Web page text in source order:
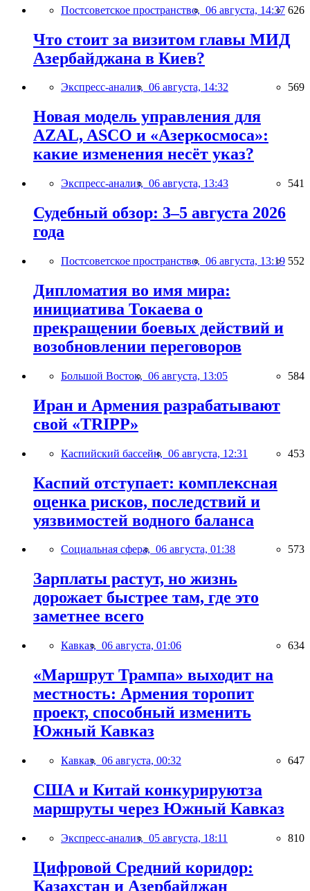
Постсоветское пространство, 06 августа, 14:37 626
Что стоит за визитом главы МИД
Азербайджана в Киев?
Экспресс-анализ, 06 августа, 14:32 569
Новая модель управления для
AZAL, ASCO и «Азеркосмоса»:
какие изменения несёт указ?
Экспресс-анализ, 06 августа, 13:43 541
Судебный обзор: 3–5 августа 2026
года
Постсоветское пространство, 06 августа, 13:19 552
Дипломатия во имя мира:
инициатива Токаева о
прекращении боевых действий и
возобновлении переговоров
Большой Восток, 06 августа, 13:05 584
Иран и Армения разрабатывают
свой «TRIPP»
Каспийский бассейн, 06 августа, 12:31 453
Каспий отступает: комплексная
оценка рисков, последствий и
уязвимостей водного баланса
Социальная сфера, 06 августа, 01:38 573
Зарплаты растут, но жизнь
дорожает быстрее там, где это
заметнее всего
Кавказ, 06 августа, 01:06 634
«Маршрут Трампа» выходит на
местность: Армения торопит
проект, способный изменить
Южный Кавказ
Кавказ, 06 августа, 00:32 647
США и Китай конкурируютза
маршруты через Южный Кавказ
Экспресс-анализ, 05 августа, 18:11 810
Цифровой Средний коридор:
Казахстан и Азербайджан